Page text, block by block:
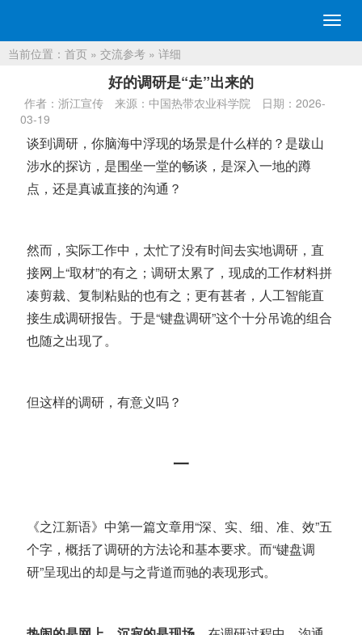
切
换
当前位置： 首页 » 交流参考 » 详细
好的调研是“走”出来的
作者：浙江宣传 来源：中国热带农业科学院
日期：2026-
03-19
谈到调研，你脑海中浮现的场景是什么样的？是跋山
涉水的探访，是围坐一堂的畅谈，是深入一地的蹲
点，还是真诚直接的沟通？
然而，实际工作中，太忙了没有时间去实地调研，直
接网上“取材”的有之；调研太累了，现成的工作材料拼
凑剪裁、复制粘贴的也有之；更有甚者，人工智能直
接生成调研报告。 于是“键盘调研”这个十分吊诡的组合
也随之出现了。
但这样的调研，有意义吗？
一
《之江新语》中第一篇文章用“深、实、细、准、效”五
个字，概括了调研的方法论和基本要求。 而“键盘调
研”呈现出的却是与之背道而驰的表现形式。